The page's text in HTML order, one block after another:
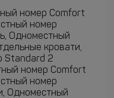
номер Comfort
номер
Одноместный
кровати,
Standard 2
номер Comfort
номер
Одноместный